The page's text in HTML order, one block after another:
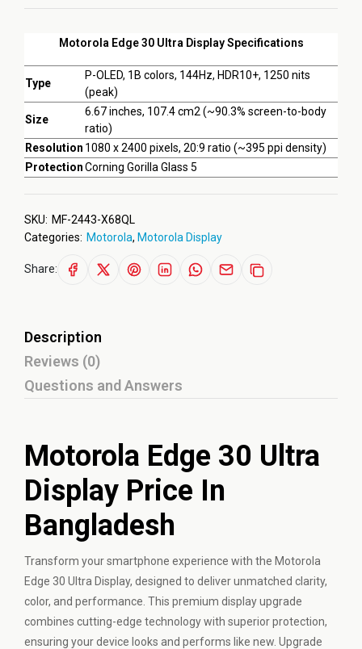
Motorola Edge 30 Ultra Display Specifications
Type
P-OLED, 1B colors, 144Hz, HDR10+, 1250 nits
(peak)
Size
6.67 inches, 107.4 cm2 (~90.3% screen-to-body
ratio)
Resolution 1080 x 2400 pixels, 20:9 ratio (~395 ppi density)
ProtectionCorning Gorilla Glass 5
SKU: MF-2443-X68QL
Categories: Motorola, Motorola Display
Share:
Description
Reviews (0)
Questions and Answers
Motorola Edge 30 Ultra
Display Price In
Bangladesh
Transform your smartphone experience with the Motorola
Edge 30 Ultra Display, designed to deliver unmatched clarity,
color, and performance. This premium display upgrade
combines cutting-edge technology with superior protection,
ensuring your device looks and performs like new. Upgrade